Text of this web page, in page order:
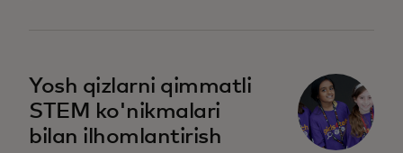
Yosh qizlarni qimmatli
STEM ko'nikmalari
bilan ilhomlantirish
opens in a new tab